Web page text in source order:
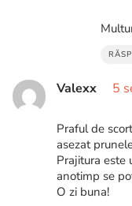
Valexx 5
Praful de
asezat
Prajitura este
anotimp se
O zi buna!